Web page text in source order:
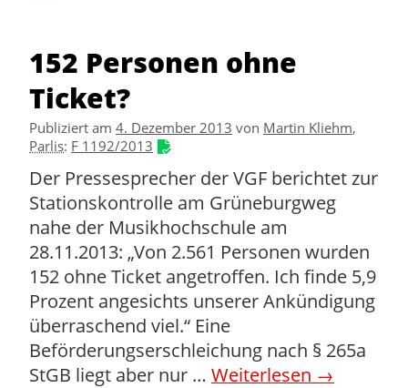
152 Personen ohne
Ticket?
Publiziert am 4. Dezember 2013 von Martin Kliehm,
Parlis: F 1192/2013
Der Pressesprecher der VGF berichtet zur
Stationskontrolle am Grüneburgweg
nahe der Musikhochschule am
28.11.2013: „Von 2.561 Personen wurden
152 ohne Ticket angetroffen. Ich finde 5,9
Prozent angesichts unserer Ankündigung
überraschend viel.“ Eine
Beförderungserschleichung nach § 265a
StGB liegt aber nur … Weiterlesen →